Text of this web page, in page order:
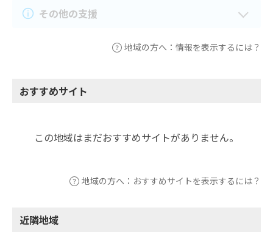
その他の支援
地域の方へ：情報を表示するには？
おすすめサイト
この地域はまだおすすめサイトがありません。
地域の方へ：おすすめサイトを表示するには？
近隣地域